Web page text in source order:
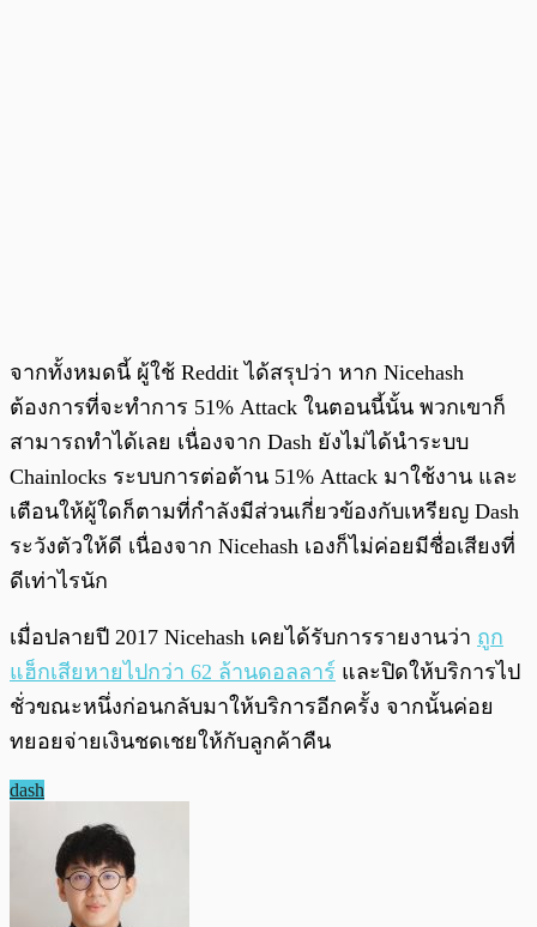
จากทั้งหมดนี้ ผู้ใช้ Reddit ได้สรุปว่า หาก Nicehash
ต้องการที่จะทำการ 51% Attack ในตอนนี้นั้น พวกเขาก็
สามารถทำได้เลย เนื่องจาก Dash ยังไม่ได้นำระบบ
Chainlocks ระบบการต่อต้าน 51% Attack มาใช้งาน และ
เตือนให้ผู้ใดก็ตามที่กำลังมีส่วนเกี่ยวข้องกับเหรียญ Dash
ระวังตัวให้ดี เนื่องจาก Nicehash เองก็ไม่ค่อยมีชื่อเสียงที่
ดีเท่าไรนัก
เมื่อปลายปี 2017 Nicehash เคยได้รับการรายงานว่า ถูก
แฮ็กเสียหายไปกว่า 62 ล้านดอลลาร์ และปิดให้บริการไป
ชั่วขณะหนึ่งก่อนกลับมาให้บริการอีกครั้ง จากนั้นค่อย
ทยอยจ่ายเงินชดเชยให้กับลูกค้าคืน
dash